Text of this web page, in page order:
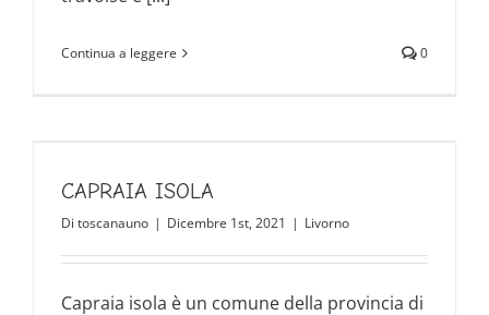
Continua a leggere 0
CAPRAIA ISOLA
Di toscanauno | Dicembre 1st, 2021 | Livorno
Capraia isola è un comune della provincia di